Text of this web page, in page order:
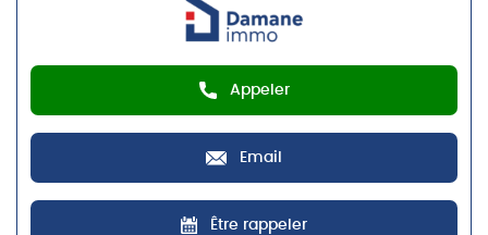
Appeler
Email
Être rappeler